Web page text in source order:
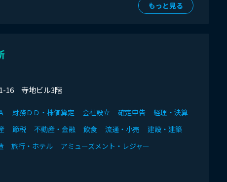
もっと見る
1-16 寺地ビル3階
財務ＤＤ・株価算定 会社設立 確定申告
経理・決算
節税 不動産・金融 飲食 流通・小売
建設・建築
旅行・ホテル
アミューズメント・レジャー